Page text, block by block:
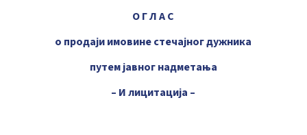
О Г Л А С
о продаји имовине стечајног дужника
путем јавног надметања
– И лицитација –